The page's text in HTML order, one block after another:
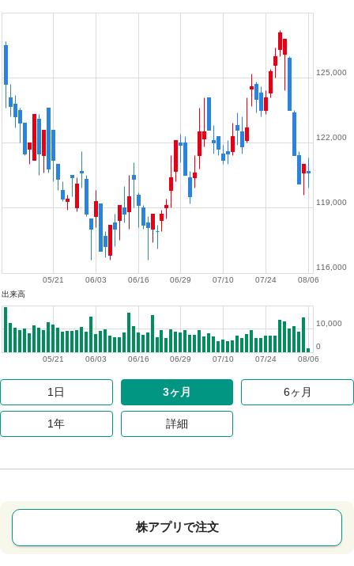
08/06
07/24
07/10
06/29
06/16
06/03
05/21
116,000
119,000
122,000
125,000
出来高
08/06
07/24
07/10
06/29
06/16
06/03
05/21
0
10,000
1日 3ヶ月 6ヶ月
1年 詳細
株アプリで注文